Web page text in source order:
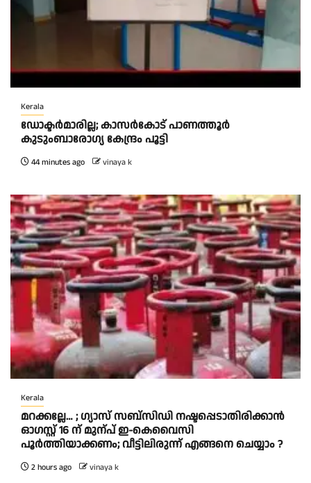
Kerala
ഡോക്ടർമാരില്ല; കാസർകോട് പാണത്തൂർ
കുടുംബാരോഗ്യ കേന്ദ്രം പൂട്ടി
44 minutes ago vinaya k
Kerala
മറക്കല്ലേ… ; ഗ്യാസ് സബ്സിഡി നഷ്ടപ്പെടാതിരിക്കാൻ
ഓഗസ്റ്റ് 16 ന് മുന്പ് ഇ-കെവൈസി
പൂർത്തിയാക്കണം; വീട്ടിലിരുന്ന് എങ്ങനെ ചെയ്യാം ?
2 hours ago vinaya k